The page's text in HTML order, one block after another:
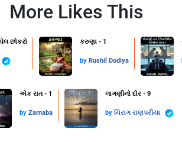
More Likes This
છોકરો કરુણા - 1
by Rushil Dodiya
એક રાત - 1
by Zarnaba
લાગણીનો દોર - 9
by ચિરાગ રાણપરીયા